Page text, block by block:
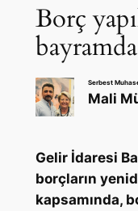
Borç
Serbest
Mali
Gelir İdaresi
borçların
kapsamında,